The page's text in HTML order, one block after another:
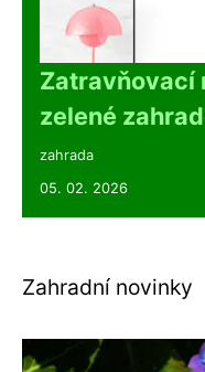
Zatravňovací
zelené
zahrada
05. 02. 2026
Zahradní novinky